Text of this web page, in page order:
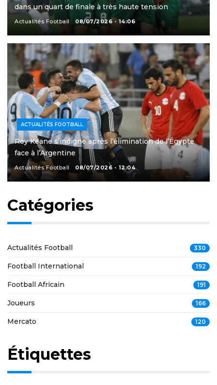
dans un quart de finale à très haute tension
Actualités Football 08/07/2026 - 14:06
ACTUALITÉS FOOTBALL
Roy Keane s’indigne après l’élimination de l’Égypte
face à l’Argentine
Actualités Football 08/07/2026 - 12:04
Catégories
Actualités Football 330
Football International 192
Football Africain 191
Joueurs 166
Mercato 120
Étiquettes